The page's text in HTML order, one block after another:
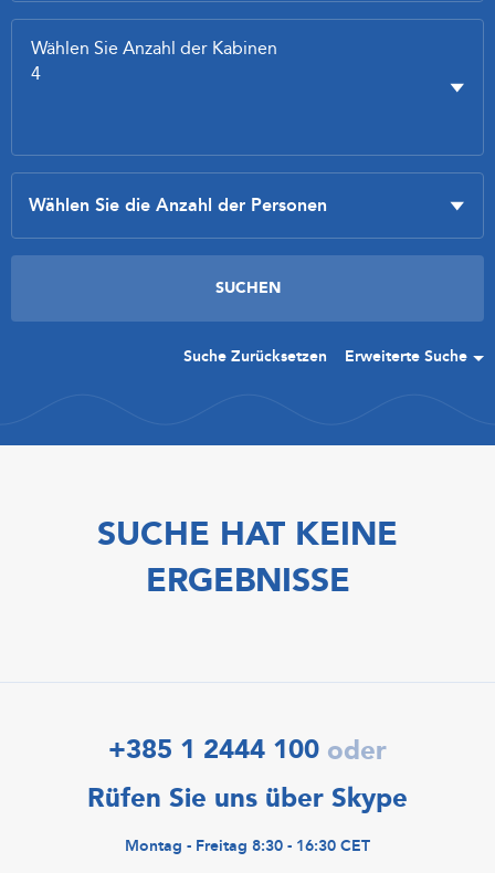
Suche Zurücksetzen Erweiterte Suche
SUCHE HAT KEINE
ERGEBNISSE
+385 1 2444 100 oder
Rüfen Sie uns über Skype
Montag - Freitag 8:30 - 16:30 CET